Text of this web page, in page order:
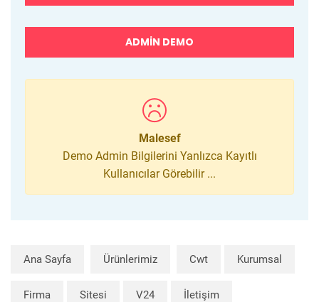
ADMIN DEMO
Malesef
Demo Admin Bilgilerini Yanlızca Kayıtlı
Kullanıcılar Görebilir ...
Ana Sayfa Ürünlerimiz Cwt Kurumsal
Firma Sitesi V24 İletişim